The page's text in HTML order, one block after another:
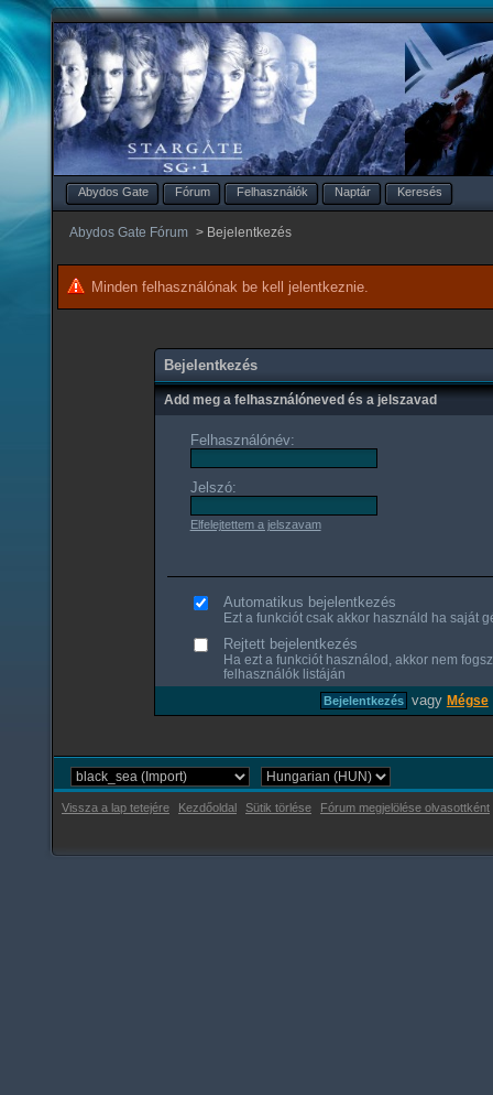
Abydos Gate Fórum Felhasználók Naptár Keresés
Abydos Gate Fórum > Bejelentkezés
Minden felhasználónak be kell jelentkeznie.
Bejelentkezés
Add meg a felhasználóneved és a jelszavad
Felhasználónév:
Jelszó:
Elfelejtettem a jelszavam
Automatikus bejelentkezés
Ezt a funkciót csak akkor használd ha saját
Rejtett bejelentkezés
Ha ezt a funkciót használod, akkor nem
felhasználók listáján
vagy Mégse
Vissza a lap tetejére Kezdőoldal Sütik törlése Fórum megjelölése olvasottként